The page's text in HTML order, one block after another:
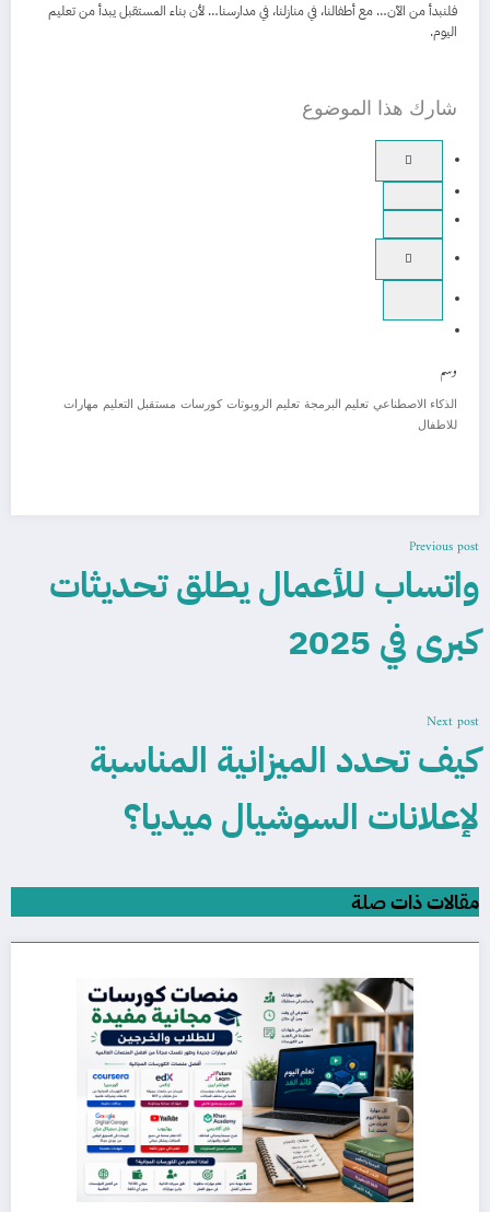
فلنبدأ من الآن… مع أطفالنا، في منازلنا، في مدارسنا… لأن بناء المستقبل يبدأ من تعليم
اليوم.
شارك هذا الموضوع
وسم
الذكاء الاصطناعي تعليم البرمجة تعليم الروبوتات كورسات مستقبل التعليم
مهارات
للاطفال
Previous post
واتساب للأعمال يطلق تحديثات
كبرى في 2025
Next post
كيف تحدد الميزانية المناسبة
لإعلانات السوشيال ميديا؟
مقالات ذات صلة